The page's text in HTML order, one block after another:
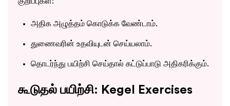
அதிக அழுத்தம் கொடுக்க வேண்டாம்.
துணைவரின் உதவியுடன் செய்யலாம்.
தொடர்ந்து பயிற்சி செய்தால் கட்டுப்பாடு அதிகரிக்கும்.
கூடுதல் பயிற்சி: Kegel Exercises